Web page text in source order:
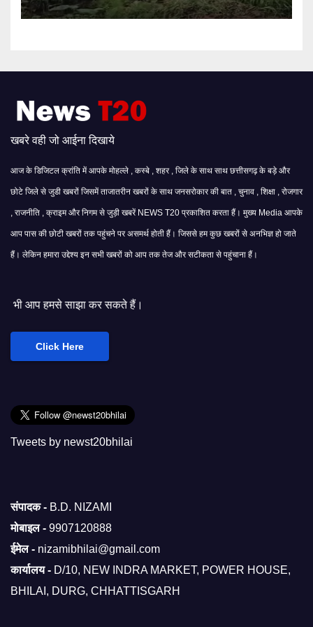
खबरे वही जो आईना दिखाये
आज के डिजिटल क्रांति में आपके मोहल्ले , कस्बे , शहर , जिले के साथ साथ छत्तीसगढ़ के बड़े और
छोटे जिले से जुडी खबरों जिसमें ताजातरीन खबरों के साथ जनसरोकार की बात , चुनाव , शिक्षा , रोजगार
, राजनीति , क्राइम और निगम से जुड़ी खबरें NEWS T20 प्रकाशित करता हैं। मुख्य Media आपके
आप पास की छोटी खबरों तक पहुंचने पर असमर्थ होती हैं। जिससे हम कुछ खबरों से अनभिज्ञ हो जाते
हैं। लेकिन हमारा उद्देश्य इन सभी खबरों को आप तक तेज और सटीकता से पहुंचाना हैं।
कर सकते हैं।
Click Here
Tweets by newst20bhilai
संपादक - B.D. NIZAMI
मोबाइल - 9907120888
ईमेल - nizamibhilai@gmail.com
कार्यालय - D/10, NEW INDRA MARKET, POWER HOUSE,
BHILAI, DURG, CHHATTISGARH